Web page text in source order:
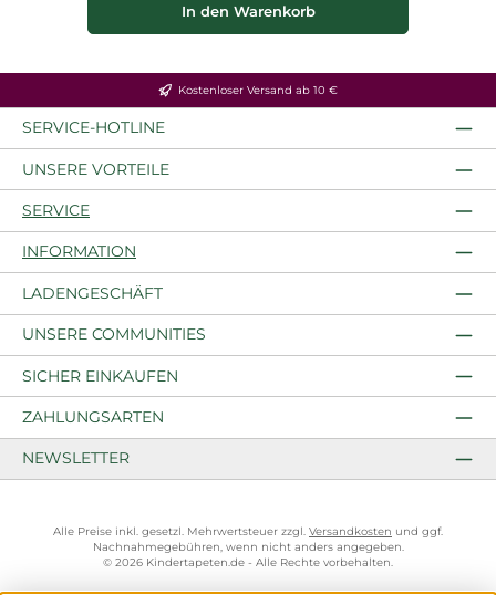
In den Warenkorb
Kostenloser Versand ab 10 €
SERVICE-HOTLINE
UNSERE VORTEILE
SERVICE
INFORMATION
LADENGESCHÄFT
UNSERE COMMUNITIES
SICHER EINKAUFEN
ZAHLUNGSARTEN
NEWSLETTER
Alle Preise inkl. gesetzl. Mehrwertsteuer zzgl. Versandkosten und ggf.
Nachnahmegebühren, wenn nicht anders angegeben.
© 2026 Kindertapeten.de - Alle Rechte vorbehalten.